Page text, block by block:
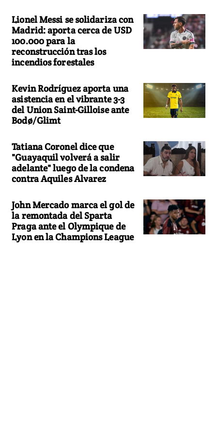
Lionel Messi se solidariza con
Madrid: aporta cerca de USD
100.000 para la
reconstrucción tras los
incendios forestales
Kevin Rodríguez aporta una
asistencia en el vibrante 3-3
del Union Saint-Gilloise ante
Bodø/Glimt
Tatiana Coronel dice que
"Guayaquil volverá a salir
adelante" luego de la condena
contra Aquiles Alvarez
John Mercado marca el gol de
la remontada del Sparta
Praga ante el Olympique de
Lyon en la Champions League